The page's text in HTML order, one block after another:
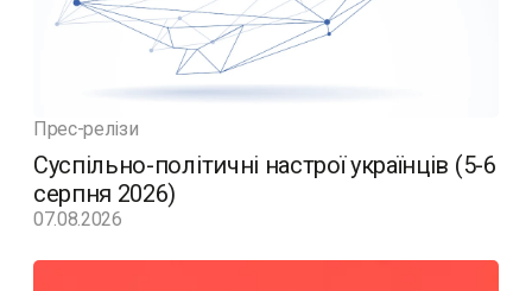
Прес-релізи
Суспільно-політичні настрої українців (5-6
серпня 2026)
07.08.2026